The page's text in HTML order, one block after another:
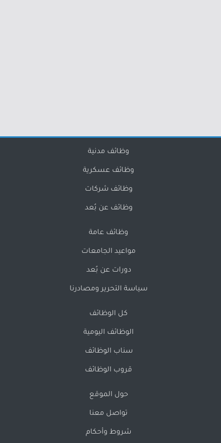
وظائف مدنية
وظائف عسكرية
وظائف شركات
وظائف عن بُعد
وظائف عامة
مواعيد الجامعات
دورات عن بُعد
سياسة التحرير ومصادرنا
كل الوظائف
الوظائف اليومية
سناب الوظائف
قروب الوظائف
حول الموقع
تواصل معنا
شروط وأحكام